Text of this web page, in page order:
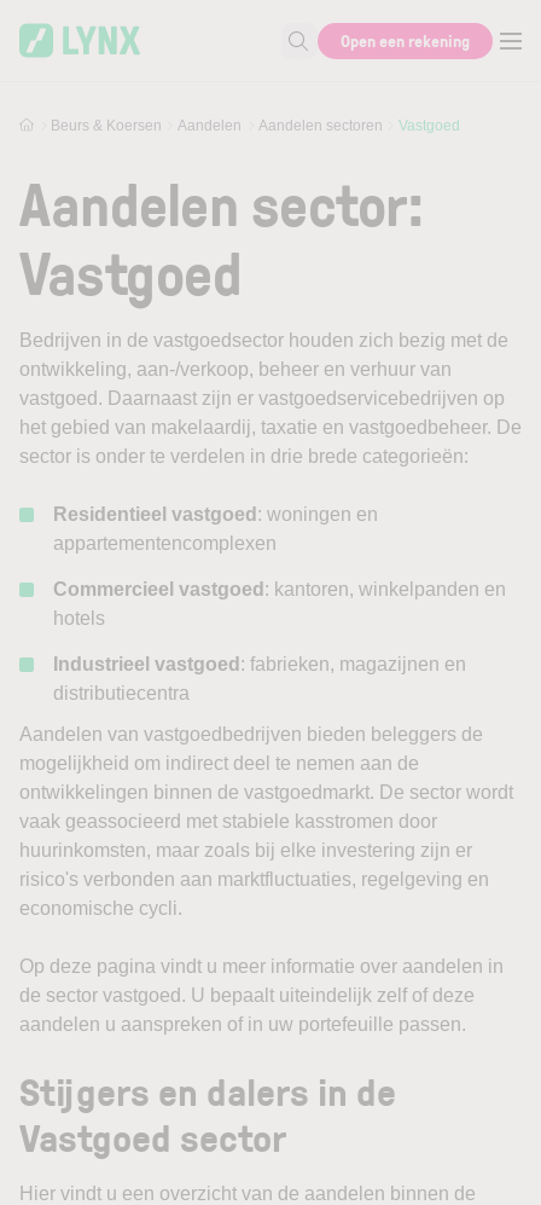
Zoek naar informatie
Open een rekening
Beurs & Koersen Aandelen Aandelen sectoren Vastgoed
Aandelen sector:
Vastgoed
Bedrijven in de vastgoedsector houden zich bezig met de
ontwikkeling, aan-/verkoop, beheer en verhuur van
vastgoed. Daarnaast zijn er vastgoedservicebedrijven op
het gebied van makelaardij, taxatie en vastgoedbeheer. De
sector is onder te verdelen in drie brede categorieën:
Residentieel vastgoed : woningen en
appartementencomplexen
Commercieel vastgoed : kantoren, winkelpanden en
hotels
Industrieel vastgoed : fabrieken, magazijnen en
distributiecentra
Aandelen van vastgoedbedrijven bieden beleggers de
mogelijkheid om indirect deel te nemen aan de
ontwikkelingen binnen de vastgoedmarkt. De sector wordt
vaak geassocieerd met stabiele kasstromen door
huurinkomsten, maar zoals bij elke investering zijn er
risico's verbonden aan marktfluctuaties, regelgeving en
economische cycli.
Op deze pagina vindt u meer informatie over aandelen in
de sector vastgoed. U bepaalt uiteindelijk zelf of deze
aandelen u aanspreken of in uw portefeuille passen.
Stijgers en dalers in de
Vastgoed sector
Hier vindt u een overzicht van de aandelen binnen de